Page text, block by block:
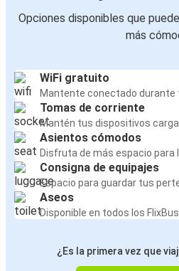
Opciones disponibles que
más
WiFi gratuito
Mantente conectado durante
Tomas de corriente
Mantén tus dispositivos
Asientos cómodos
Disfruta de más espacio para
Consigna de equipajes
Espacio para guardar tus
Aseos
Disponible en todos los FlixBus
¿Es la primera vez que